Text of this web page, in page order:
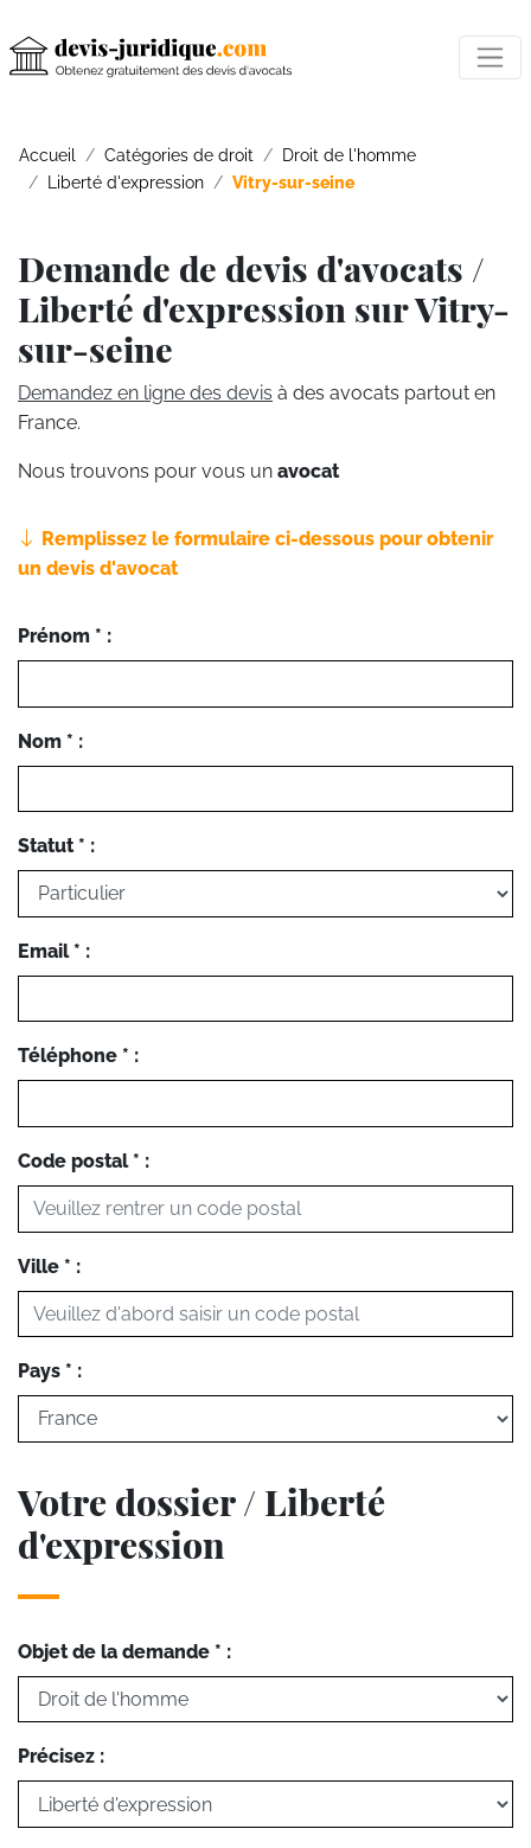
Accueil Catégories de droit
Droit de l'homme
Liberté d'expression
Vitry-sur-seine
Demande de devis d'avocats /
Liberté d'expression sur Vitry-
sur-seine
Demandez en ligne des devis à des avocats partout en
France.
Nous trouvons pour vous un avocat
Remplissez le formulaire ci-dessous pour obtenir
un devis d'avocat
Prénom * :
Nom * :
Statut * :
Email * :
Téléphone * :
Code postal * :
Ville * :
Pays * :
Votre dossier / Liberté
d'expression
Objet de la demande * :
Précisez :